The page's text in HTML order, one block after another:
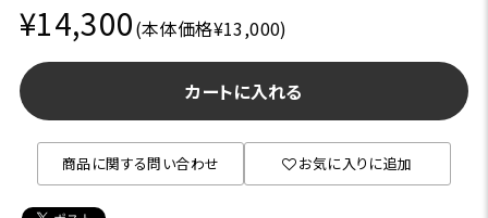
¥14,300(本体価格¥13,000)
カートに入れる
商品に関する問い合わせ お気に入りに追加